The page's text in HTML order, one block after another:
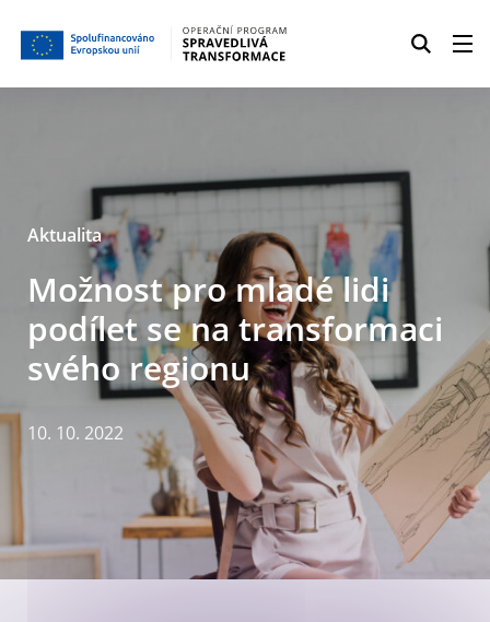
Aktualita
Možnost pro mladé lidi
podílet se na transformaci
svého regionu
10. 10. 2022